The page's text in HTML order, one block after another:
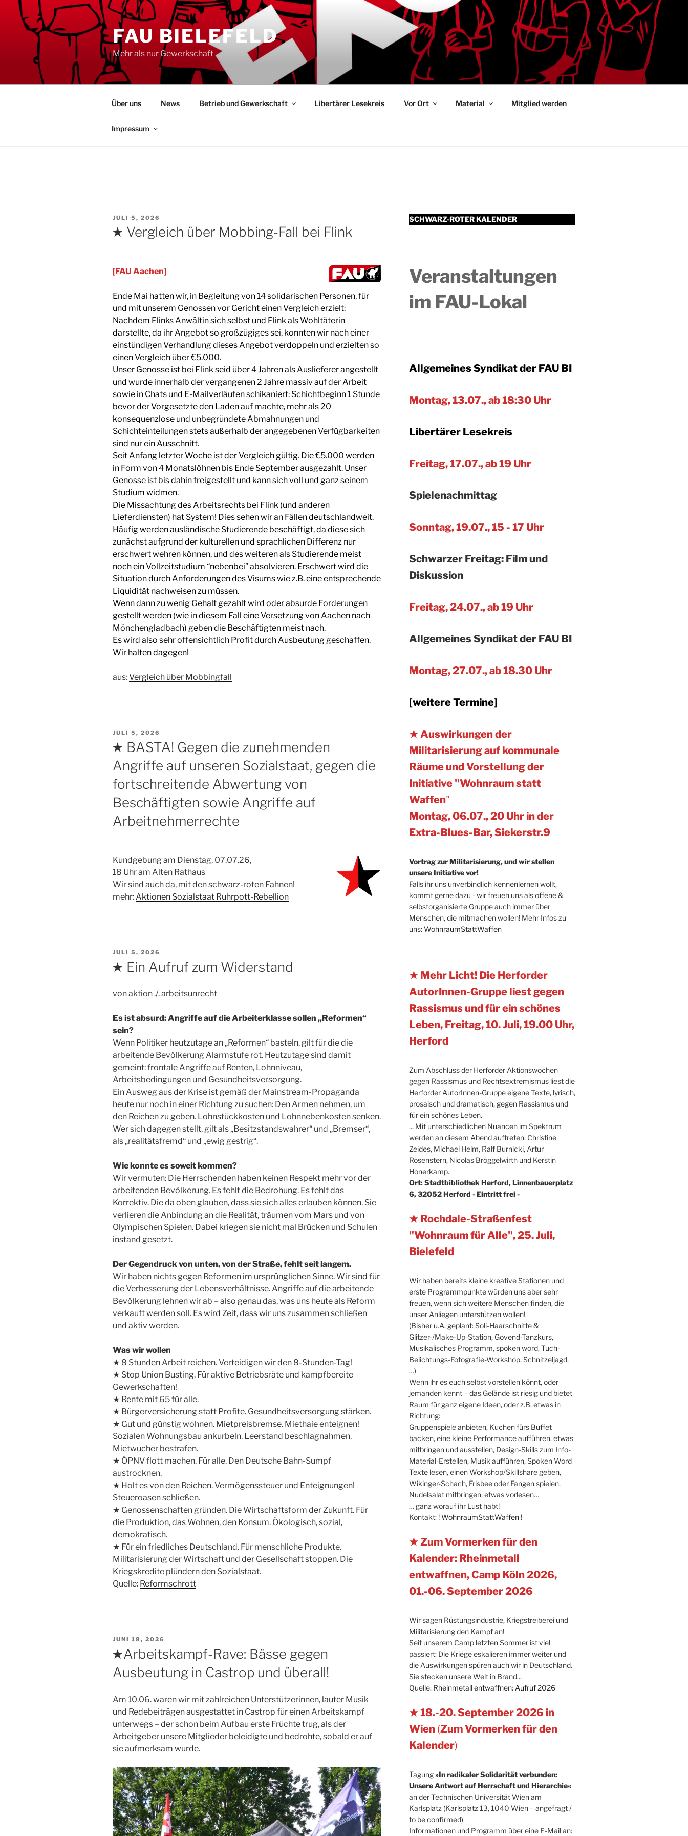
Inhalt
springen
FAU BIELEFELD
Mehr als nur Gewerkschaft
Über uns News Betrieb und Gewerkschaft Libertärer Lesekreis Vor Ort Material Mitglied werden
Impressum
VERÖFFENTLICHT
JULI 5, 2026
★ Vergleich über Mobbing-Fall bei Flink
[FAU Aachen]
Ende Mai hatten wir, in Begleitung von 14 solidarischen Personen, für
und mit unserem Genossen vor Gericht einen Vergleich erzielt:
Nachdem Flinks Anwältin sich selbst und Flink als Wohltäterin
darstellte, da ihr Angebot so großzügiges sei, konnten wir nach einer
einstündigen Verhandlung dieses Angebot verdoppeln und erzielten so
einen Vergleich über €5.000.
Unser Genosse ist bei Flink seid über 4 Jahren als Auslieferer angestellt
und wurde innerhalb der vergangenen 2 Jahre massiv auf der Arbeit
sowie in Chats und E-Mailverläufen schikaniert: Schichtbeginn 1 Stunde
bevor der Vorgesetzte den Laden auf machte, mehr als 20
konsequenzlose und unbegründete Abmahnungen und
Schichteinteilungen stets außerhalb der angegebenen Verfügbarkeiten
sind nur ein Ausschnitt.
Seit Anfang letzter Woche ist der Vergleich gültig. Die €5.000 werden
in Form von 4 Monatslöhnen bis Ende September ausgezahlt. Unser
Genosse ist bis dahin freigestellt und kann sich voll und ganz seinem
Studium widmen.
Die Missachtung des Arbeitsrechts bei Flink (und anderen
Lieferdiensten) hat System! Dies sehen wir an Fällen deutschlandweit.
Häufig werden ausländische Studierende beschäftigt, da diese sich
zunächst aufgrund der kulturellen und sprachlichen Differenz nur
erschwert wehren können, und des weiteren als Studierende meist
noch ein Vollzeitstudium “nebenbei” absolvieren. Erschwert wird die
Situation durch Anforderungen des Visums wie z.B. eine entsprechende
Liquidität nachweisen zu müssen.
Wenn dann zu wenig Gehalt gezahlt wird oder absurde Forderungen
gestellt werden (wie in diesem Fall eine Versetzung von Aachen nach
Mönchengladbach) geben die Beschäftigten meist nach.
Es wird also sehr offensichtlich Profit durch Ausbeutung geschaffen.
Wir halten dagegen!
aus:Vergleich über Mobbingfall
VERÖFFENTLICHT
JULI 5, 2026
★ BASTA! Gegen die zunehmenden
Angriffe auf unseren Sozialstaat, gegen die
fortschreitende Abwertung von
Beschäftigten sowie Angriffe auf
Arbeitnehmerrechte
Kundgebung am Dienstag, 07.07.26,
18 Uhr am Alten Rathaus
Wir sind auch da, mit den schwarz-roten Fahnen!
mehr:Aktionen Sozialstaat Ruhrpott-Rebellion
VERÖFFENTLICHT
JULI 5, 2026
★ Ein Aufruf zum Widerstand
von aktion ./. arbeitsunrecht
Es ist absurd: Angriffe auf die Arbeiterklasse sollen „Reformen“
sein?
Wenn Politiker heutzutage an „Reformen“ basteln, gilt für die die
arbeitende Bevölkerung Alarmstufe rot. Heutzutage sind damit
gemeint: frontale Angriffe auf Renten, Lohnniveau,
Arbeitsbedingungen und Gesundheitsversorgung.
Ein Ausweg aus der Krise ist gemäß der Mainstream-Propaganda
heute nur noch in einer Richtung zu suchen: Den Armen nehmen, um
den Reichen zu geben. Lohnstückkosten und Lohnnebenkosten senken.
Wer sich dagegen stellt, gilt als „Besitzstandswahrer“ und „Bremser“,
als „realitätsfremd“ und „ewig gestrig“.
Wie konnte es soweit kommen?
Wir vermuten: Die Herrschenden haben keinen Respekt mehr vor der
arbeitenden Bevölkerung. Es fehlt die Bedrohung. Es fehlt das
Korrektiv. Die da oben glauben, dass sie sich alles erlauben können. Sie
verlieren die Anbindung an die Realität, träumen vom Mars und von
Olympischen Spielen. Dabei kriegen sie nicht mal Brücken und Schulen
instand gesetzt.
Der Gegendruck von unten, von der Straße, fehlt seit langem.
Wir haben nichts gegen Reformen im ursprünglichen Sinne. Wir sind für
die Verbesserung der Lebensverhältnisse. Angriffe auf die arbeitende
Bevölkerung lehnen wir ab – also genau das, was uns heute als Reform
verkauft werden soll. Es wird Zeit, dass wir uns zusammen schließen
und aktiv werden.
Was wir wollen
★ 8 Stunden Arbeit reichen. Verteidigen wir den 8-Stunden-Tag!
★ Stop Union Busting. Für aktive Betriebsräte und kampfbereite
Gewerkschaften!
★ Rente mit 65 für alle.
★ Bürgerversicherung statt Profite. Gesundheitsversorgung stärken.
★ Gut und günstig wohnen. Mietpreisbremse. Miethaie enteignen!
Sozialen Wohnungsbau ankurbeln. Leerstand beschlagnahmen.
Mietwucher bestrafen.
★ ÖPNV flott machen. Für alle. Den Deutsche Bahn-Sumpf
austrocknen.
★ Holt es von den Reichen. Vermögenssteuer und Enteignungen!
Steueroasen schließen.
★ Genossenschaften gründen. Die Wirtschaftsform der Zukunft. Für
die Produktion, das Wohnen, den Konsum. Ökologisch, sozial,
demokratisch.
★ Für ein friedliches Deutschland. Für menschliche Produkte.
Militarisierung der Wirtschaft und der Gesellschaft stoppen. Die
Kriegskredite plündern den Sozialstaat.
Quelle: Reformschrott
VERÖFFENTLICHT
JUNI 18, 2026
★Arbeitskampf-Rave: Bässe gegen
Ausbeutung in Castrop und überall!
Am 10.06. waren wir mit zahlreichen Unterstützerinnen, lauter Musik
und Redebeiträgen ausgestattet in Castrop für einen Arbeitskampf
unterwegs – der schon beim Aufbau erste Früchte trug, als der
Arbeitgeber unsere Mitglieder beleidigte und bedrohte, sobald er auf
sie aufmerksam wurde.
SCHWARZ-ROTER KALENDER
Veranstaltungen
im FAU-Lokal
Allgemeines Syndikat der FAU BI
Montag, 13.07., ab 18:30 Uhr
Libertärer Lesekreis
Freitag, 17.07., ab 19 Uhr
Spielenachmittag
Sonntag, 19.07., 15 - 17 Uhr
Schwarzer Freitag: Film und
Diskussion
Freitag, 24.07., ab 19 Uhr
Allgemeines Syndikat der FAU BI
Montag, 27.07., ab 18.30 Uhr
[weitere Termine]
★ Auswirkungen der
Militarisierung auf kommunale
Räume und Vorstellung der
Initiative "Wohnraum statt
Waffen"
Montag, 06.07., 20 Uhr in der
Extra-Blues-Bar, Siekerstr.9
Vortrag zur Militarisierung, und wir stellen
unsere Initiative vor!
Falls ihr uns unverbindlich kennenlernen wollt,
kommt gerne dazu - wir freuen uns als offene &
selbstorganisierte Gruppe auch immer über
Menschen, die mitmachen wollen! Mehr Infos zu
uns:WohnraumStattWaffen
★ Mehr Licht! Die Herforder
AutorInnen-Gruppe liest gegen
Rassismus und für ein schönes
Leben, Freitag, 10. Juli, 19.00 Uhr,
Herford
Zum Abschluss der Herforder Aktionswochen
gegen Rassismus und Rechtsextremismus liest die
Herforder AutorInnen-Gruppe eigene Texte, lyrisch,
prosaisch und dramatisch, gegen Rassismus und
für ein schönes Leben.
... Mit unterschiedlichen Nuancen im Spektrum
werden an diesem Abend auftreten: Christine
Zeides, Michael Helm, Ralf Burnicki, Artur
Rosenstern, Nicolas Bröggelwirth und Kerstin
Honerkamp.
Ort: Stadtbibliothek Herford, Linnenbauerplatz
6, 32052 Herford - Eintritt frei -
★ Rochdale-Straßenfest
"Wohnraum für Alle", 25. Juli,
Bielefeld
Wir haben bereits kleine kreative Stationen und
erste Programmpunkte würden uns aber sehr
freuen, wenn sich weitere Menschen finden, die
unser Anliegen unterstützen wollen!
(Bisher u.A. geplant: Soli-Haarschnitte &
Glitzer-/Make-Up-Station, Govend-Tanzkurs,
Musikalisches Programm, spoken word, Tuch-
Belichtungs-Fotografie-Workshop, Schnitzeljagd,
…)
Wenn ihr es euch selbst vorstellen könnt, oder
jemanden kennt – das Gelände ist riesig und bietet
Raum für ganz eigene Ideen, oder z.B. etwas in
Richtung:
Gruppenspiele anbieten, Kuchen fürs Buffet
backen, eine kleine Performance aufführen, etwas
mitbringen und ausstellen, Design-Skills zum Info-
Material-Erstellen, Musik aufführen, Spoken Word
Texte lesen, einen Workshop/Skillshare geben,
Wikinger-Schach, Frisbee oder Fangen spielen,
Nudelsalat mitbringen, etwas vorlesen…
… ganz worauf ihr Lust habt!
Kontakt: !WohnraumStattWaffen!
★ Zum Vormerken für den
Kalender: Rheinmetall
entwaffnen, Camp Köln 2026,
01.-06. September 2026
Wir sagen Rüstungsindustrie, Kriegstreiberei und
Militarisierung den Kampf an!
Seit unserem Camp letzten Sommer ist viel
passiert: Die Kriege eskalieren immer weiter und
die Auswirkungen spüren auch wir in Deutschland.
Sie stecken unsere Welt in Brand...
Quelle: Rheinmetall entwaffnen: Aufruf 2026
★ 18.-20. September 2026 in
Wien(Zum Vormerken für den
Kalender)
Tagung »In radikaler Solidarität verbunden:
Unsere Antwort auf Herrschaft und Hierarchie«
an der Technischen Universität Wien am
Karlsplatz (Karlsplatz 13, 1040 Wien – angefragt /
to be confirmed)
Informationen und Programm über eine E-Mail an: